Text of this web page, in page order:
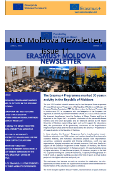
NEO Moldova Newsletter,
issue 11